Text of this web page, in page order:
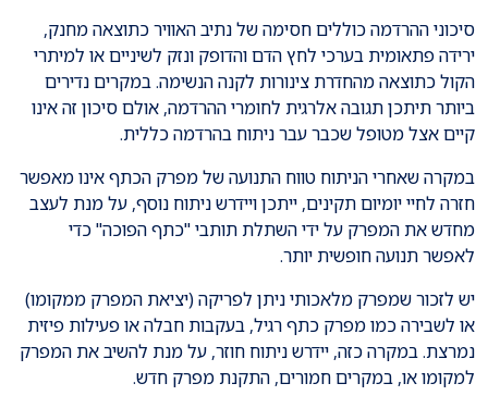
סיכוני ההרדמה כוללים חסימה של נתיב האוויר כתוצאה מחנק,
ירידה פתאומית בערכי לחץ הדם והדופק ונזק לשיניים או למיתרי
הקול כתוצאה מהחדרת צינורות לקנה הנשימה. במקרים נדירים
ביותר תיתכן תגובה אלרגית לחומרי ההרדמה, אולם סיכון זה אינו
קיים אצל מטופל שכבר עבר ניתוח בהרדמה כללית.
במקרה שאחרי הניתוח טווח התנועה של מפרק הכתף אינו מאפשר
חזרה לחיי יומיום תקינים, ייתכן ויידרש ניתוח נוסף, על מנת לעצב
מחדש את המפרק על ידי השתלת תותבי "כתף הפוכה" כדי
לאפשר תנועה חופשית יותר.
יש לזכור שמפרק מלאכותי ניתן לפריקה (יציאת המפרק ממקומו)
או לשבירה כמו מפרק כתף רגיל, בעקבות חבלה או פעילות פיזית
נמרצת. במקרה כזה, יידרש ניתוח חוזר, על מנת להשיב את המפרק
למקומו או, במקרים חמורים, התקנת מפרק חדש.